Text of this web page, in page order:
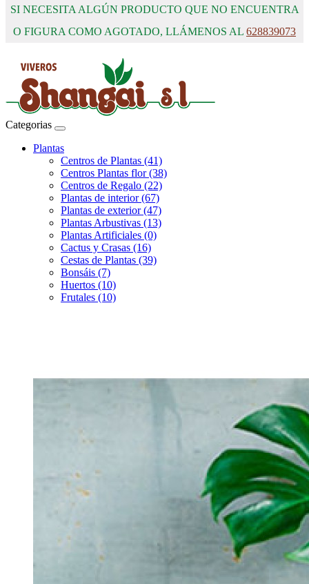
SI NECESITA ALGÚN PRODUCTO QUE NO ENCUENTRA
O FIGURA COMO AGOTADO, LLÁMENOS AL 628839073
Categorias
Plantas
Centros de Plantas (41)
Centros Plantas flor (38)
Centros de Regalo (22)
Plantas de interior (67)
Plantas de exterior (47)
Plantas Arbustivas (13)
Plantas Artificiales (0)
Cactus y Crasas (16)
Cestas de Plantas (39)
Bonsáis (7)
Huertos (10)
Frutales (10)